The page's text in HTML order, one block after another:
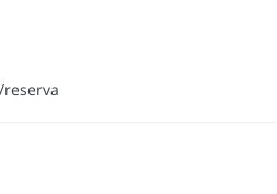
reserva